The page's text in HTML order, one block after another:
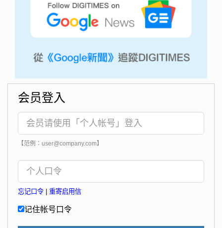
会员登入
【范例：user@company.com】
忘记口令 重寄启用信
记住帐号口令